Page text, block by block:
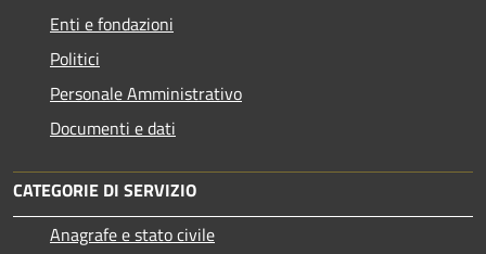
Enti e fondazioni
Politici
Personale Amministrativo
Documenti e dati
CATEGORIE DI SERVIZIO
Anagrafe e stato civile